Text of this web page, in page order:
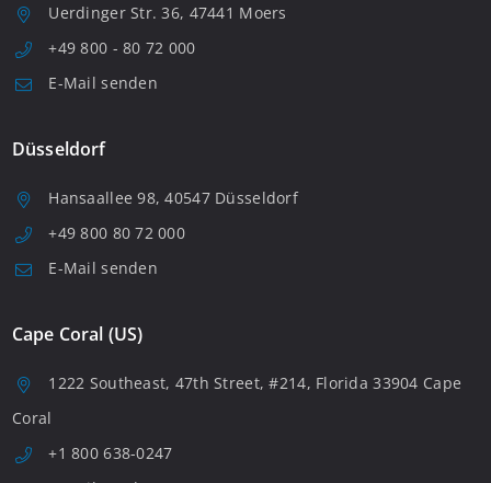
Uerdinger Str. 36, 47441 Moers
+49 800 - 80 72 000
E-Mail senden
Düsseldorf
Hansaallee 98, 40547 Düsseldorf
+49 800 80 72 000
E-Mail senden
Cape Coral (US)
1222 Southeast, 47th Street, #214, Florida 33904 Cape
Coral
+1 800 638-0247